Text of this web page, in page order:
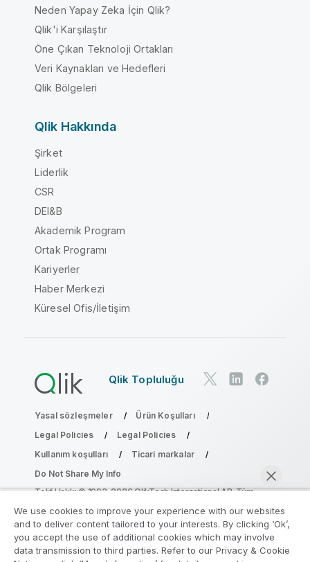
Neden Yapay Zeka İçin Qlik?
Qlik'i Karşılaştır
Öne Çıkan Teknoloji Ortakları
Veri Kaynakları ve Hedefleri
Qlik Bölgeleri
Qlik Hakkında
Şirket
Liderlik
CSR
DEI&B
Akademik Program
Ortak Programı
Kariyerler
Haber Merkezi
Küresel Ofis/İletişim
Qlik Topluluğu
Yasal sözleşmeler
Ürün Koşulları
Legal Policies
Legal Policies
Kullanım koşulları
Ticari markalar
Do Not Share My Info
Telif Hakkı © 1993-2026 QlikTech International AB. Tüm
Analiz Modernleştirme Programına katılın
We use cookies to improve your experience with our websites
and to deliver content tailored to your interests. By clicking ‘Ok’,
you accept the use of additional cookies which may involve
data transmission to third parties. Refer to our Privacy & Cookie